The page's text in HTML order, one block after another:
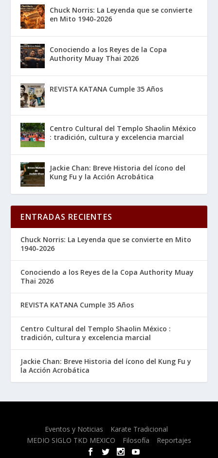
Chuck Norris: La Leyenda que se convierte
en Mito 1940-2026
Conociendo a los Reyes de la Copa
Authority Muay Thai 2026
REVISTA KATANA Cumple 35 Años
Centro Cultural del Templo Shaolin México
: tradición, cultura y excelencia marcial
Jackie Chan: Breve Historia del ícono del
Kung Fu y la Acción Acrobática
ENTRADAS RECIENTES
Chuck Norris: La Leyenda que se convierte en Mito
1940-2026
Conociendo a los Reyes de la Copa Authority Muay
Thai 2026
REVISTA KATANA Cumple 35 Años
Centro Cultural del Templo Shaolin México :
tradición, cultura y excelencia marcial
Jackie Chan: Breve Historia del ícono del Kung Fu y
la Acción Acrobática
Eventos y Noticias
Karate Tradicional
MEDIO SIGLO TKD MEXICO
Filosofía Reportajes